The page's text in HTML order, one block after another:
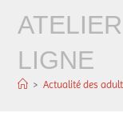
LIGNE
> Actualité des